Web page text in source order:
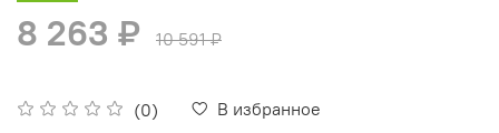
(0) В избранное
8 263 ₽ 10 591 ₽